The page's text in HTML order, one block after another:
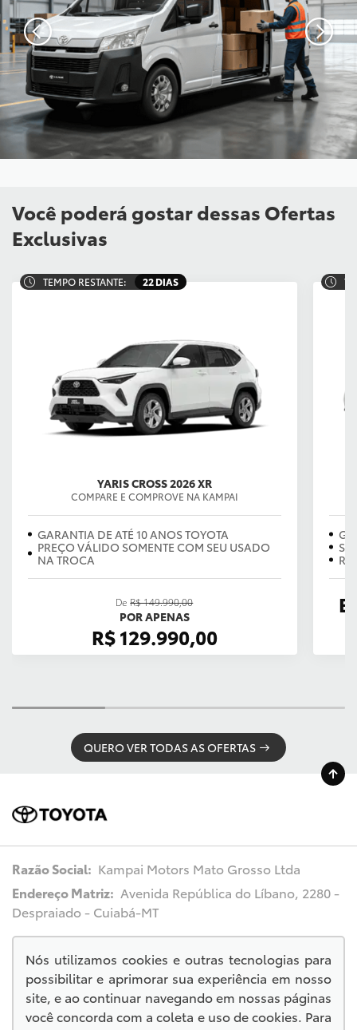
Você poderá gostar dessas Ofertas
Exclusivas
TEMPO RESTANTE: 22 DIAS
YARIS CROSS 2026 XR
COMPARE E COMPROVE NA KAMPAI
GARANTIA DE ATÉ 10 ANOS TOYOTA
PREÇO VÁLIDO SOMENTE COM SEU USADO
NA TROCA
DeR$ 149.990,00
POR APENAS
R$ 129.990,00
QUERO VER TODAS AS OFERTAS
Razão Social: Kampai Motors Mato Grosso Ltda
Endereço Matriz: Avenida República do Líbano, 2280 -
Despraiado - Cuiabá-MT
© Copyright 2026
AutoForce - Todos os direitos reservados.
.
Nós utilizamos cookies e outras tecnologias para
possibilitar e aprimorar sua experiência em nosso
site, e ao continuar navegando em nossas páginas
você concorda com a coleta e uso de cookies. Para